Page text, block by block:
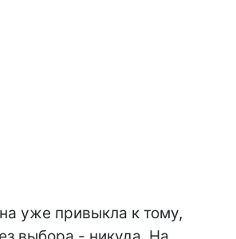
уже привыкла к тому,